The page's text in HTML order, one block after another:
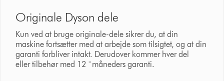
Originale Dyson dele
Kun ved at bruge originale-dele sikrer du, at din
maskine fortsætter med at arbejde som tilsigtet, og at din
garanti forbliver intakt. Derudover kommer hver del
eller tilbehør med 12 ¨måneders garanti.